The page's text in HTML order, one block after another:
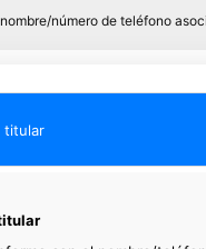
número de teléfono
titular